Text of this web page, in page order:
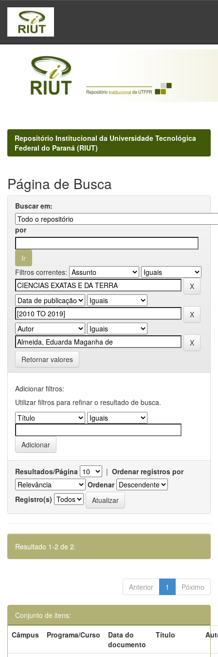
Skip
navigation
Repositório Institucional da Universidade Tecnológica
Federal do Paraná (RIUT)
Página de Busca
Buscar em:
por
Filtros correntes:
Retornar valores
Adicionar filtros:
Utilizar filtros para refinar o resultado de busca.
Resultados/Página | Ordenar registros por
Ordenar
Registro(s)
Resultado 1-2 de 2.
Anterior 1 Póximo
Conjunto de itens:
Câmpus
Programa/Curso
Data do
documento
Título